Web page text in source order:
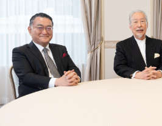
o
o
k